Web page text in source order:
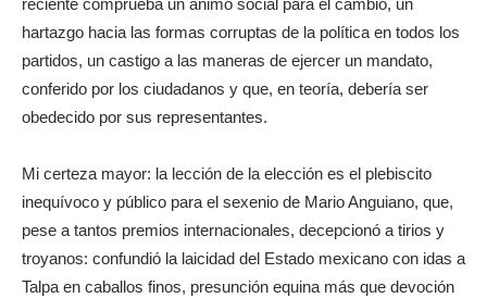
reciente comprueba un ánimo social para el cambio, un
hartazgo hacia las formas corruptas de la política en todos los
partidos, un castigo a las maneras de ejercer un mandato,
conferido por los ciudadanos y que, en teoría, debería ser
obedecido por sus representantes.
Mi certeza mayor: la lección de la elección es el plebiscito
inequívoco y público para el sexenio de Mario Anguiano, que,
pese a tantos premios internacionales, decepcionó a tirios y
troyanos: confundió la laicidad del Estado mexicano con idas a
Talpa en caballos finos, presunción equina más que devoción